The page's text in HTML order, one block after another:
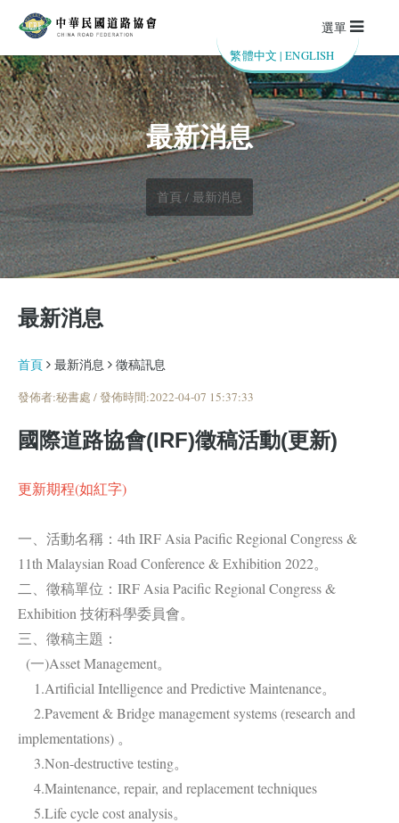
繁體中文 |ENGLISH
選單
最新消息
首頁 / 最新消息
最新消息
首頁 最新消息 徵稿訊息
發佈者:秘書處 / 發佈時間:2022-04-07 15:37:33
國際道路協會(IRF)徵稿活動(更新)
更新期程(如紅字)
一、活動名稱：4th IRF Asia Pacific Regional Congress &
11th Malaysian Road Conference & Exhibition 2022。
二、徵稿單位：IRF Asia Pacific Regional Congress &
Exhibition 技術科學委員會。
三、徵稿主題：
(一)Asset Management。
1.Artificial Intelligence and Predictive Maintenance。
2.Pavement & Bridge management systems (research and
implementations) 。
3.Non-destructive testing。
4.Maintenance, repair, and replacement techniques
5.Life cycle cost analysis。